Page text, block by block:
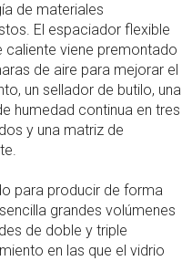
de materiales
El espaciador flexible
caliente viene premontado
de aire para mejorar el
un sellador de butilo, una
humedad continua en tres
y una matriz de
para producir de forma
grandes volúmenes
de doble y triple
en las que el vidrio